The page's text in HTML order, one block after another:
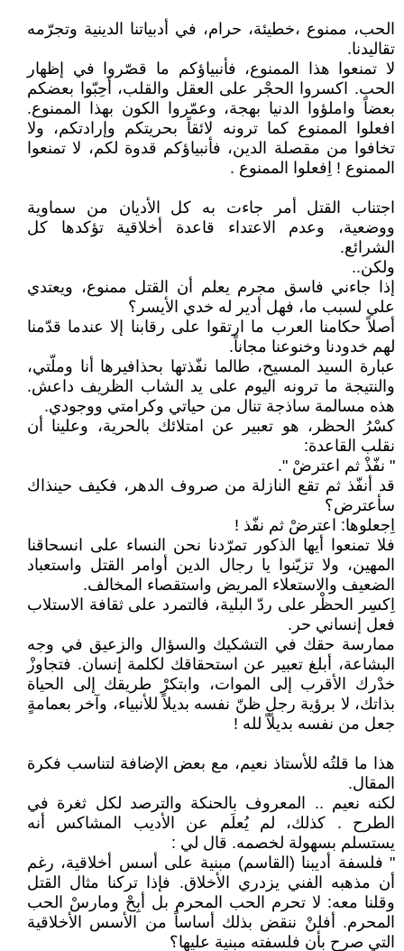
الحب، ممنوع ،خطيئة، حرام، في أدبياتنا الدينية وتجرّمه
تقاليدنا.
لا تمنعوا هذا الممنوع، فأنبياؤكم ما قصّروا في إظهار
الحب. اكسروا الحجْر على العقل والقلب، أحِبّوا بعضكم
بعضاً واملؤوا الدنيا بهجة، وعمّروا الكون بهذا الممنوع.
افعلوا الممنوع كما ترونه لائقاً بحريتكم وإرادتكم، ولا
تخافوا من مقصلة الدين، فأنبياؤكم قدوة لكم، لا تمنعوا
الممنوع ! اِفعلوا الممنوع .
اجتناب القتل أمر جاءت به كل الأديان من سماوية
ووضعية، وعدم الاعتداء قاعدة أخلاقية تؤكدها كل
الشرائع.
ولكن..
إذا جاءني فاسق مجرم يعلم أن القتل ممنوع، ويعتدي
علي لسبب ما، فهل أدير له خدي الأيسر؟
أصلاً حكامنا العرب ما ارتقوا على رقابنا إلا عندما قدّمنا
لهم خدودنا وخنوعنا مجاناً.
عبارة السيد المسيح، طالما نفّذتها بحذافيرها أنا وملّتي،
والنتيجة ما ترونه اليوم على يد الشاب الظريف داعش.
هذه مسالمة ساذجة تنال من حياتي وكرامتي ووجودي.
كسْرُ الحظر، هو تعبير عن امتلائك بالحرية، وعلينا أن
نقلب القاعدة:
" نفّذْ ثم اعترضْ ".
قد أنفّذ ثم تقع النازلة من صروف الدهر، فكيف حينذاك
سأعترض؟
اِجعلوها: اعترضْ ثم نفّذ !
فلا تمنعوا أيها الذكور تمرّدنا نحن النساء على انسحاقنا
المهين، ولا تزيّنوا يا رجال الدين أوامر القتل واستعباد
الضعيف والاستعلاء المريض واستقصاء المخالف.
اِكسِر الحظْر على ردّ البلية، فالتمرد على ثقافة الاستلاب
فعل إنساني حر.
ممارسة حقك في التشكيك والسؤال والزعيق في وجه
البشاعة، أبلغ تعبير عن استحقاقك لكلمة إنسان. فتجاوزْ
خدْرك الأقرب إلى الموات، وابتكرْ طريقك إلى الحياة
بذاتك، لا برؤية رجلٍ ظنّ نفسه بديلاً للأنبياء، وآخر بعمامةٍ
جعل من نفسه بديلاً لله !
هذا ما قلتُه للأستاذ نعيم، مع بعض الإضافة لتناسب فكرة
المقال.
لكنه نعيم .. المعروف بالحنكة والترصد لكل ثغرة في
الطرح . كذلك، لم يُعلَم عن الأديب المشاكس أنه
يستسلم بسهولة لخصمه. قال لي :
" فلسفة أديبنا (القاسم) مبنية على أسس أخلاقية، رغم
أن مذهبه الفني يزدري الأخلاق. فإذا تركنا مثال القتل
وقلنا معه: لا تحرم الحب المحرم بل أبِحْ ومارسْ الحب
المحرم. أفلنْ ننقض بذلك أساساً من الأسس الأخلاقية
التي صرح بأن فلسفته مبنية عليها؟